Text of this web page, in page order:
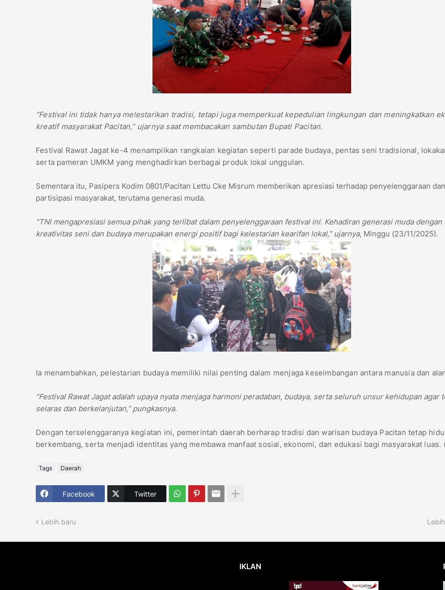
“Festival ini tidak hanya melestarikan tradisi, tetapi juga memperkuat kepedulian lingkungan dan meningkatkan
kreatif masyarakat Pacitan,” ujarnya saat membacakan sambutan Bupati Pacitan.
Festival Rawat Jagat ke-4 menampilkan rangkaian kegiatan seperti parade budaya, pentas seni tradisional,
serta pameran UMKM yang menghadirkan berbagai produk lokal unggulan.
Sementara itu, Pasipers Kodim 0801/Pacitan Lettu Cke Misrum memberikan apresiasi terhadap penyelenggaraan dan
partisipasi masyarakat, terutama generasi muda.
“TNI mengapresiasi semua pihak yang terlibat dalam penyelenggaraan festival ini. Kehadiran generasi muda dengan
kreativitas seni dan budaya merupakan energi positif bagi kelestarian kearifan lokal,” ujarnya, Minggu (23/11/2025).
Ia menambahkan, pelestarian budaya memiliki nilai penting dalam menjaga keseimbangan antara manusia dan
“Festival Rawat Jagat adalah upaya nyata menjaga harmoni peradaban, budaya, serta seluruh unsur kehidupan agar
selaras dan berkelanjutan,” pungkasnya.
Dengan terselenggaranya kegiatan ini, pemerintah daerah berharap tradisi dan warisan budaya Pacitan tetap
berkembang, serta menjadi identitas yang membawa manfaat sosial, ekonomi, dan edukasi bagi masyarakat luas.
Tags Daerah
Facebook Twitter
Lebih baru
IKLAN